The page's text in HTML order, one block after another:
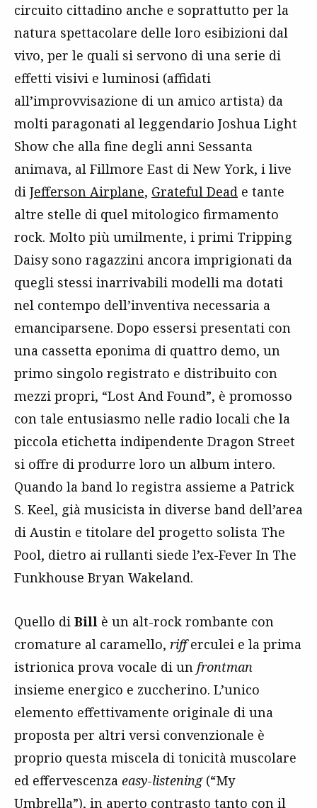
circuito cittadino anche e soprattutto per la
natura spettacolare delle loro esibizioni dal
vivo, per le quali si servono di una serie di
effetti visivi e luminosi (affidati
all’improvvisazione di un amico artista) da
molti paragonati al leggendario Joshua Light
Show che alla fine degli anni Sessanta
animava, al Fillmore East di New York, i live
di Jefferson Airplane, Grateful Dead e tante
altre stelle di quel mitologico firmamento
rock. Molto più umilmente, i primi Tripping
Daisy sono ragazzini ancora imprigionati da
quegli stessi inarrivabili modelli ma dotati
nel contempo dell’inventiva necessaria a
emanciparsene. Dopo essersi presentati con
una cassetta eponima di quattro demo, un
primo singolo registrato e distribuito con
mezzi propri, “Lost And Found”, è promosso
con tale entusiasmo nelle radio locali che la
piccola etichetta indipendente Dragon Street
si offre di produrre loro un album intero.
Quando la band lo registra assieme a Patrick
S. Keel, già musicista in diverse band dell’area
di Austin e titolare del progetto solista The
Pool, dietro ai rullanti siede l’ex-Fever In The
Funkhouse Bryan Wakeland.
Quello di Bill è un alt-rock rombante con
cromature al caramello, rifferculei e la prima
istrionica prova vocale di un frontman
insieme energico e zuccherino. L’unico
elemento effettivamente originale di una
proposta per altri versi convenzionale è
proprio questa miscela di tonicità muscolare
ed effervescenza easy-listening (“My
Umbrella”), in aperto contrasto tanto con il